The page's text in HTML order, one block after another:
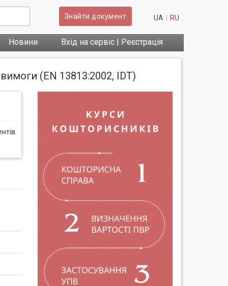
Знайти документ UA RU
Новини Вхід на сервіс | Реєстрація
(EN 13813:2002, IDT)